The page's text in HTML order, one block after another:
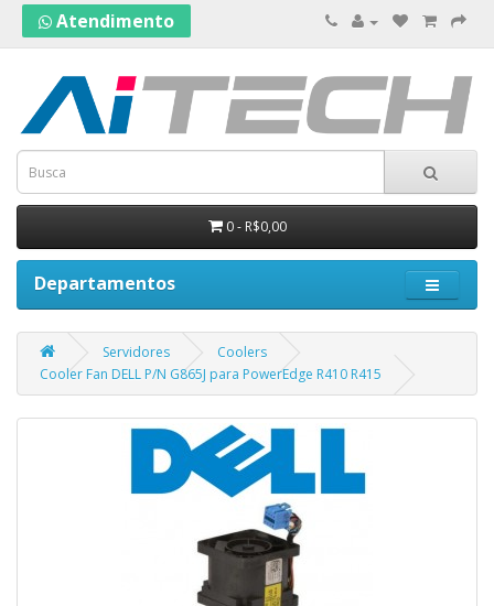
Atendimento
0 - R$0,00
Departamentos
Servidores
Coolers
Cooler Fan DELL P/N G865J para PowerEdge R410 R415